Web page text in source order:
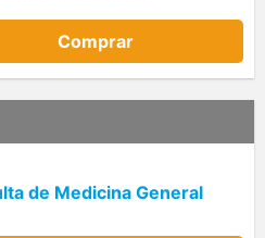
Comprar
de Medicina General